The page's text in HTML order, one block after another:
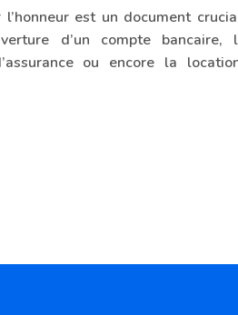
est un document
d’un compte
ou encore la